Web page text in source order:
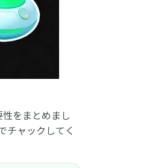
をまとめまし
チャックしてく